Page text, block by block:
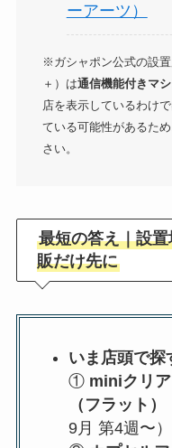
ーアーツ）
※ガシャポン公式の設
＋）は通信機能付きマ
店を表示しているわけ
ている可能性があるた
さい。
最短の答え｜設
販だけ先に
いま店頭で探
① miniクリ
（フラット）
9月 第4週〜）